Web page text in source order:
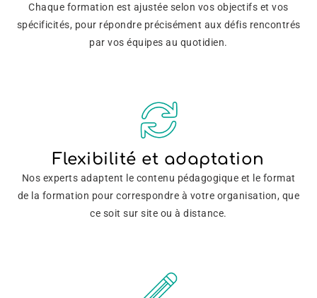
Chaque formation est ajustée selon vos objectifs et vos
spécificités, pour répondre précisément aux défis rencontrés
par vos équipes au quotidien.
Flexibilité et adaptation
Nos experts adaptent le contenu pédagogique et le format
de la formation pour correspondre à votre organisation, que
ce soit sur site ou à distance.